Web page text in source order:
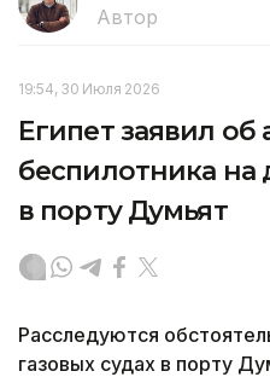
Автор
19:54, 30 Июля 2026
Египет заявил об
беспилотника на
в порту Думьят
Расследуются
газовых судах в порту